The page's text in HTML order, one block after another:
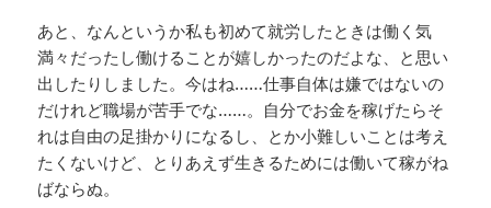
あと、なんというか私も初めて就労したときは働く気
満々だったし働けることが嬉しかったのだよな、と思い
出したりしました。今はね……仕事自体は嫌ではないの
だけれど職場が苦手でな……。自分でお金を稼げたらそ
れは自由の足掛かりになるし、とか小難しいことは考え
たくないけど、とりあえず生きるためには働いて稼がね
ばならぬ。